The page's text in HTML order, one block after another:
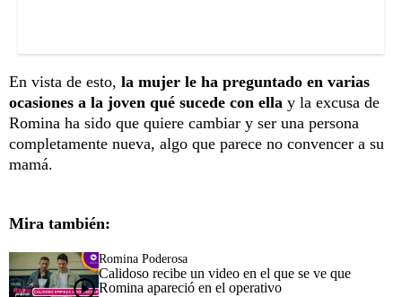
En vista de esto, la mujer le ha preguntado en varias
ocasiones a la joven qué sucede con ella y la excusa de
Romina ha sido que quiere cambiar y ser una persona
completamente nueva, algo que parece no convencer a su
mamá.
Mira también:
Romina Poderosa
Calidoso recibe un video en el que se ve que
Romina apareció en el operativo